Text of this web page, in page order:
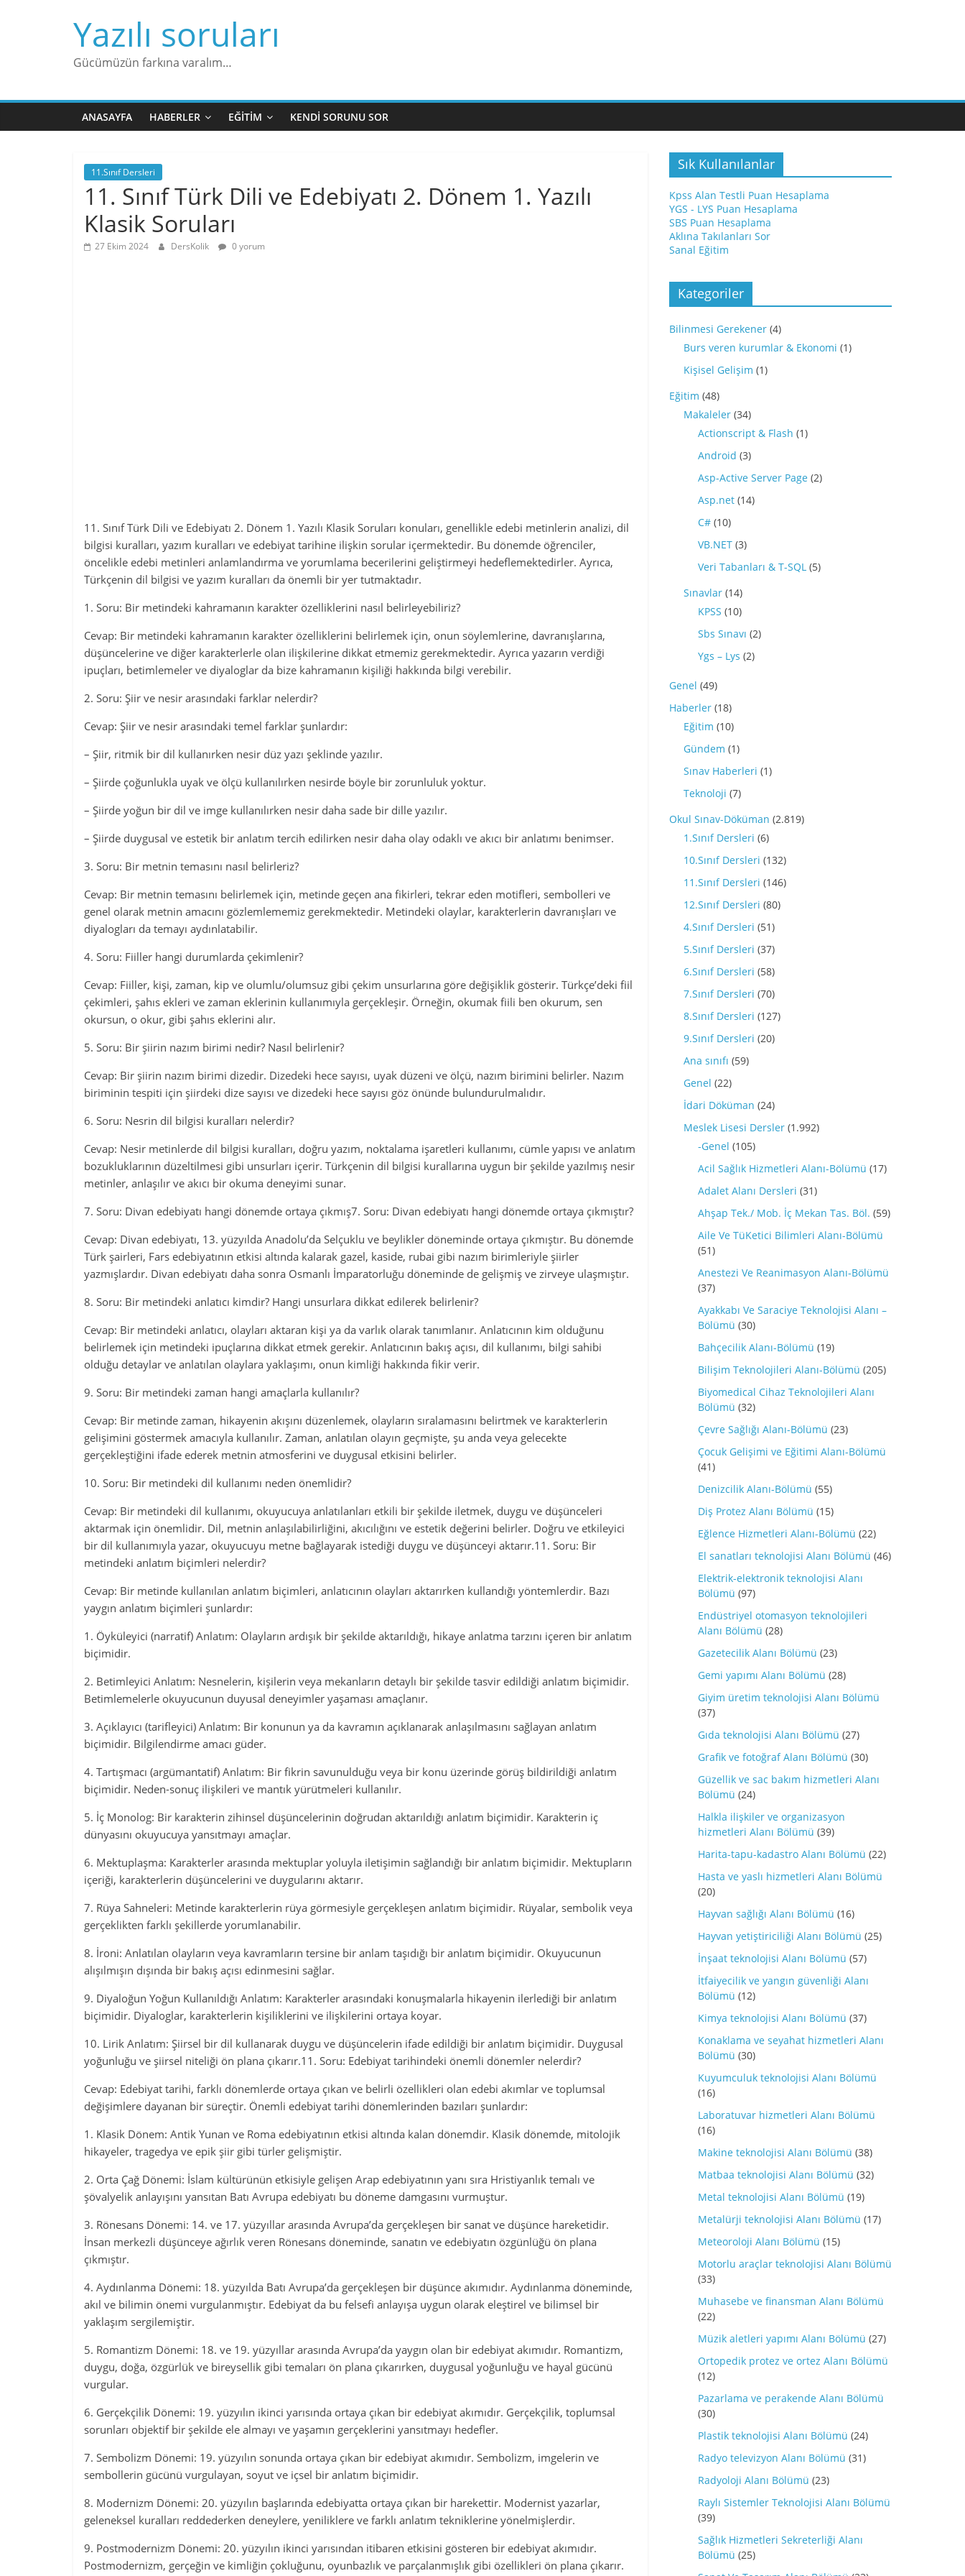
Yazılı soruları
Gücümüzün farkına varalım…
ANASAYFA HABERLER EĞITIM KENDI SORUNU SOR
11.Sınıf Dersleri
11. Sınıf Türk Dili ve Edebiyatı 2. Dönem 1. Yazılı
Klasik Soruları
27 Ekim 2024 DersKolik 0 yorum
11. Sınıf Türk Dili ve Edebiyatı 2. Dönem 1. Yazılı Klasik Soruları konuları, genellikle edebi metinlerin analizi, dil
bilgisi kuralları, yazım kuralları ve edebiyat tarihine ilişkin sorular içermektedir. Bu dönemde öğrenciler,
öncelikle edebi metinleri anlamlandırma ve yorumlama becerilerini geliştirmeyi hedeflemektedirler. Ayrıca,
Türkçenin dil bilgisi ve yazım kuralları da önemli bir yer tutmaktadır.
1. Soru: Bir metindeki kahramanın karakter özelliklerini nasıl belirleyebiliriz?
Cevap: Bir metindeki kahramanın karakter özelliklerini belirlemek için, onun söylemlerine, davranışlarına,
düşüncelerine ve diğer karakterlerle olan ilişkilerine dikkat etmemiz gerekmektedir. Ayrıca yazarın verdiği
ipuçları, betimlemeler ve diyaloglar da bize kahramanın kişiliği hakkında bilgi verebilir.
2. Soru: Şiir ve nesir arasındaki farklar nelerdir?
Cevap: Şiir ve nesir arasındaki temel farklar şunlardır:
– Şiir, ritmik bir dil kullanırken nesir düz yazı şeklinde yazılır.
– Şiirde çoğunlukla uyak ve ölçü kullanılırken nesirde böyle bir zorunluluk yoktur.
– Şiirde yoğun bir dil ve imge kullanılırken nesir daha sade bir dille yazılır.
– Şiirde duygusal ve estetik bir anlatım tercih edilirken nesir daha olay odaklı ve akıcı bir anlatımı benimser.
3. Soru: Bir metnin temasını nasıl belirleriz?
Cevap: Bir metnin temasını belirlemek için, metinde geçen ana fikirleri, tekrar eden motifleri, sembolleri ve
genel olarak metnin amacını gözlemlememiz gerekmektedir. Metindeki olaylar, karakterlerin davranışları ve
diyalogları da temayı aydınlatabilir.
4. Soru: Fiiller hangi durumlarda çekimlenir?
Cevap: Fiiller, kişi, zaman, kip ve olumlu/olumsuz gibi çekim unsurlarına göre değişiklik gösterir. Türkçe’deki fiil
çekimleri, şahıs ekleri ve zaman eklerinin kullanımıyla gerçekleşir. Örneğin, okumak fiili ben okurum, sen
okursun, o okur, gibi şahıs eklerini alır.
5. Soru: Bir şiirin nazım birimi nedir? Nasıl belirlenir?
Cevap: Bir şiirin nazım birimi dizedir. Dizedeki hece sayısı, uyak düzeni ve ölçü, nazım birimini belirler. Nazım
biriminin tespiti için şiirdeki dize sayısı ve dizedeki hece sayısı göz önünde bulundurulmalıdır.
6. Soru: Nesrin dil bilgisi kuralları nelerdir?
Cevap: Nesir metinlerde dil bilgisi kuralları, doğru yazım, noktalama işaretleri kullanımı, cümle yapısı ve anlatım
bozukluklarının düzeltilmesi gibi unsurları içerir. Türkçenin dil bilgisi kurallarına uygun bir şekilde yazılmış nesir
metinler, anlaşılır ve akıcı bir okuma deneyimi sunar.
7. Soru: Divan edebiyatı hangi dönemde ortaya çıkmış7. Soru: Divan edebiyatı hangi dönemde ortaya çıkmıştır?
Cevap: Divan edebiyatı, 13. yüzyılda Anadolu’da Selçuklu ve beylikler döneminde ortaya çıkmıştır. Bu dönemde
Türk şairleri, Fars edebiyatının etkisi altında kalarak gazel, kaside, rubai gibi nazım birimleriyle şiirler
yazmışlardır. Divan edebiyatı daha sonra Osmanlı İmparatorluğu döneminde de gelişmiş ve zirveye ulaşmıştır.
8. Soru: Bir metindeki anlatıcı kimdir? Hangi unsurlara dikkat edilerek belirlenir?
Cevap: Bir metindeki anlatıcı, olayları aktaran kişi ya da varlık olarak tanımlanır. Anlatıcının kim olduğunu
belirlemek için metindeki ipuçlarına dikkat etmek gerekir. Anlatıcının bakış açısı, dil kullanımı, bilgi sahibi
olduğu detaylar ve anlatılan olaylara yaklaşımı, onun kimliği hakkında fikir verir.
9. Soru: Bir metindeki zaman hangi amaçlarla kullanılır?
Cevap: Bir metinde zaman, hikayenin akışını düzenlemek, olayların sıralamasını belirtmek ve karakterlerin
gelişimini göstermek amacıyla kullanılır. Zaman, anlatılan olayın geçmişte, şu anda veya gelecekte
gerçekleştiğini ifade ederek metnin atmosferini ve duygusal etkisini belirler.
10. Soru: Bir metindeki dil kullanımı neden önemlidir?
Cevap: Bir metindeki dil kullanımı, okuyucuya anlatılanları etkili bir şekilde iletmek, duygu ve düşünceleri
aktarmak için önemlidir. Dil, metnin anlaşılabilirliğini, akıcılığını ve estetik değerini belirler. Doğru ve etkileyici
bir dil kullanımıyla yazar, okuyucuyu metne bağlayarak istediği duygu ve düşünceyi aktarır.11. Soru: Bir
metindeki anlatım biçimleri nelerdir?
Cevap: Bir metinde kullanılan anlatım biçimleri, anlatıcının olayları aktarırken kullandığı yöntemlerdir. Bazı
yaygın anlatım biçimleri şunlardır:
1. Öyküleyici (narratif) Anlatım: Olayların ardışık bir şekilde aktarıldığı, hikaye anlatma tarzını içeren bir anlatım
biçimidir.
2. Betimleyici Anlatım: Nesnelerin, kişilerin veya mekanların detaylı bir şekilde tasvir edildiği anlatım biçimidir.
Betimlemelerle okuyucunun duyusal deneyimler yaşaması amaçlanır.
3. Açıklayıcı (tarifleyici) Anlatım: Bir konunun ya da kavramın açıklanarak anlaşılmasını sağlayan anlatım
biçimidir. Bilgilendirme amacı güder.
4. Tartışmacı (argümantatif) Anlatım: Bir fikrin savunulduğu veya bir konu üzerinde görüş bildirildiği anlatım
biçimidir. Neden-sonuç ilişkileri ve mantık yürütmeleri kullanılır.
5. İç Monolog: Bir karakterin zihinsel düşüncelerinin doğrudan aktarıldığı anlatım biçimidir. Karakterin iç
dünyasını okuyucuya yansıtmayı amaçlar.
6. Mektuplaşma: Karakterler arasında mektuplar yoluyla iletişimin sağlandığı bir anlatım biçimidir. Mektupların
içeriği, karakterlerin düşüncelerini ve duygularını aktarır.
7. Rüya Sahneleri: Metinde karakterlerin rüya görmesiyle gerçekleşen anlatım biçimidir. Rüyalar, sembolik veya
gerçeklikten farklı şekillerde yorumlanabilir.
8. İroni: Anlatılan olayların veya kavramların tersine bir anlam taşıdığı bir anlatım biçimidir. Okuyucunun
alışılmışın dışında bir bakış açısı edinmesini sağlar.
9. Diyaloğun Yoğun Kullanıldığı Anlatım: Karakterler arasındaki konuşmalarla hikayenin ilerlediği bir anlatım
biçimidir. Diyaloglar, karakterlerin kişiliklerini ve ilişkilerini ortaya koyar.
10. Lirik Anlatım: Şiirsel bir dil kullanarak duygu ve düşüncelerin ifade edildiği bir anlatım biçimidir. Duygusal
yoğunluğu ve şiirsel niteliği ön plana çıkarır.11. Soru: Edebiyat tarihindeki önemli dönemler nelerdir?
Cevap: Edebiyat tarihi, farklı dönemlerde ortaya çıkan ve belirli özellikleri olan edebi akımlar ve toplumsal
değişimlere dayanan bir süreçtir. Önemli edebiyat tarihi dönemlerinden bazıları şunlardır:
1. Klasik Dönem: Antik Yunan ve Roma edebiyatının etkisi altında kalan dönemdir. Klasik dönemde, mitolojik
hikayeler, tragedya ve epik şiir gibi türler gelişmiştir.
2. Orta Çağ Dönemi: İslam kültürünün etkisiyle gelişen Arap edebiyatının yanı sıra Hristiyanlık temalı ve
şövalyelik anlayışını yansıtan Batı Avrupa edebiyatı bu döneme damgasını vurmuştur.
3. Rönesans Dönemi: 14. ve 17. yüzyıllar arasında Avrupa’da gerçekleşen bir sanat ve düşünce hareketidir.
İnsan merkezli düşünceye ağırlık veren Rönesans döneminde, sanatın ve edebiyatın özgünlüğü ön plana
çıkmıştır.
4. Aydınlanma Dönemi: 18. yüzyılda Batı Avrupa’da gerçekleşen bir düşünce akımıdır. Aydınlanma döneminde,
akıl ve bilimin önemi vurgulanmıştır. Edebiyat da bu felsefi anlayışa uygun olarak eleştirel ve bilimsel bir
yaklaşım sergilemiştir.
5. Romantizm Dönemi: 18. ve 19. yüzyıllar arasında Avrupa’da yaygın olan bir edebiyat akımıdır. Romantizm,
duygu, doğa, özgürlük ve bireysellik gibi temaları ön plana çıkarırken, duygusal yoğunluğu ve hayal gücünü
vurgular.
6. Gerçekçilik Dönemi: 19. yüzyılın ikinci yarısında ortaya çıkan bir edebiyat akımıdır. Gerçekçilik, toplumsal
sorunları objektif bir şekilde ele almayı ve yaşamın gerçeklerini yansıtmayı hedefler.
7. Sembolizm Dönemi: 19. yüzyılın sonunda ortaya çıkan bir edebiyat akımıdır. Sembolizm, imgelerin ve
sembollerin gücünü vurgulayan, soyut ve içsel bir anlatım biçimidir.
8. Modernizm Dönemi: 20. yüzyılın başlarında edebiyatta ortaya çıkan bir harekettir. Modernist yazarlar,
geleneksel kuralları reddederken deneylere, yeniliklere ve farklı anlatım tekniklerine yönelmişlerdir.
9. Postmodernizm Dönemi: 20. yüzyılın ikinci yarısından itibaren etkisini gösteren bir edebiyat akımıdır.
Postmodernizm, gerçeğin ve kimliğin çokluğunu, oyunbazlık ve parçalanmışlık gibi özellikleri ön plana çıkarır.
Sık Kullanılanlar
Kpss Alan Testli Puan Hesaplama
YGS - LYS Puan Hesaplama
SBS Puan Hesaplama
Aklına Takılanları Sor
Sanal Eğitim
Kategoriler
Bilinmesi Gerekener (4)
Burs veren kurumlar & Ekonomi (1)
Kişisel Gelişim (1)
Eğitim (48)
Makaleler (34)
Actionscript & Flash (1)
Android (3)
Asp-Active Server Page (2)
Asp.net (14)
C# (10)
VB.NET (3)
Veri Tabanları & T-SQL (5)
Sınavlar (14)
KPSS (10)
Sbs Sınavı (2)
Ygs – Lys (2)
Genel (49)
Haberler (18)
Eğitim (10)
Gündem (1)
Sınav Haberleri (1)
Teknoloji (7)
Okul Sınav-Döküman (2.819)
1.Sınıf Dersleri (6)
10.Sınıf Dersleri (132)
11.Sınıf Dersleri (146)
12.Sınıf Dersleri (80)
4.Sınıf Dersleri (51)
5.Sınıf Dersleri (37)
6.Sınıf Dersleri (58)
7.Sınıf Dersleri (70)
8.Sınıf Dersleri (127)
9.Sınıf Dersleri (20)
Ana sınıfı (59)
Genel (22)
İdari Döküman (24)
Meslek Lisesi Dersler (1.992)
-Genel (105)
Acil Sağlık Hizmetleri Alanı-Bölümü (17)
Adalet Alanı Dersleri (31)
Ahşap Tek./ Mob. İç Mekan Tas. Böl. (59)
Aile Ve TüKetici Bilimleri Alanı-Bölümü
(51)
Anestezi Ve Reanimasyon Alanı-Bölümü
(37)
Ayakkabı Ve Saraciye Teknolojisi Alanı –
Bölümü (30)
Bahçecilik Alanı-Bölümü (19)
Bilişim Teknolojileri Alanı-Bölümü (205)
Biyomedical Cihaz Teknolojileri Alanı
Bölümü (32)
Çevre Sağlığı Alanı-Bölümü (23)
Çocuk Gelişimi ve Eğitimi Alanı-Bölümü
(41)
Denizcilik Alanı-Bölümü (55)
Diş Protez Alanı Bölümü (15)
Eğlence Hizmetleri Alanı-Bölümü (22)
El sanatları teknolojisi Alanı Bölümü (46)
Elektrik-elektronik teknolojisi Alanı
Bölümü (97)
Endüstriyel otomasyon teknolojileri
Alanı Bölümü (28)
Gazetecilik Alanı Bölümü (23)
Gemi yapımı Alanı Bölümü (28)
Giyim üretim teknolojisi Alanı Bölümü
(37)
Gıda teknolojisi Alanı Bölümü (27)
Grafik ve fotoğraf Alanı Bölümü (30)
Güzellik ve sac bakım hizmetleri Alanı
Bölümü (24)
Halkla ilişkiler ve organizasyon
hizmetleri Alanı Bölümü (39)
Harita-tapu-kadastro Alanı Bölümü (22)
Hasta ve yaslı hizmetleri Alanı Bölümü
(20)
Hayvan sağlığı Alanı Bölümü (16)
Hayvan yetiştiriciliği Alanı Bölümü (25)
İnşaat teknolojisi Alanı Bölümü (57)
İtfaiyecilik ve yangın güvenliği Alanı
Bölümü (12)
Kimya teknolojisi Alanı Bölümü (37)
Konaklama ve seyahat hizmetleri Alanı
Bölümü (30)
Kuyumculuk teknolojisi Alanı Bölümü
(16)
Laboratuvar hizmetleri Alanı Bölümü
(16)
Makine teknolojisi Alanı Bölümü (38)
Matbaa teknolojisi Alanı Bölümü (32)
Metal teknolojisi Alanı Bölümü (19)
Metalürji teknolojisi Alanı Bölümü (17)
Meteoroloji Alanı Bölümü (15)
Motorlu araçlar teknolojisi Alanı Bölümü
(33)
Muhasebe ve finansman Alanı Bölümü
(22)
Müzik aletleri yapımı Alanı Bölümü (27)
Ortopedik protez ve ortez Alanı Bölümü
(12)
Pazarlama ve perakende Alanı Bölümü
(30)
Plastik teknolojisi Alanı Bölümü (24)
Radyo televizyon Alanı Bölümü (31)
Radyoloji Alanı Bölümü (23)
Raylı Sistemler Teknolojisi Alanı Bölümü
(39)
Sağlık Hizmetleri Sekreterliği Alanı
Bölümü (25)